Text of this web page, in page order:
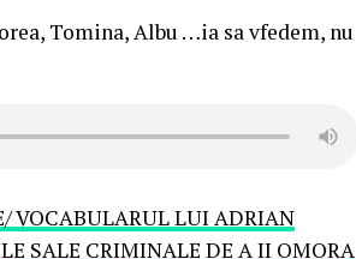
Tomina, Albu …ia sa vfedem, nu
VOCABULARUL LUI ADRIAN
SALE CRIMINALE DE A II OMORA